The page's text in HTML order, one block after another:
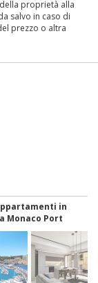
proprietà alla
salvo in caso di
prezzo o altra
in
Monaco Port